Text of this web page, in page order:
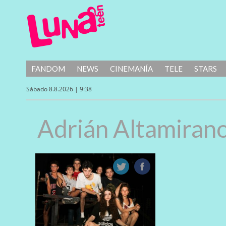
FANDOM NEWS CINEMANÍA TELE STARS
Sábado 8.8.2026 | 9:38
Adrián